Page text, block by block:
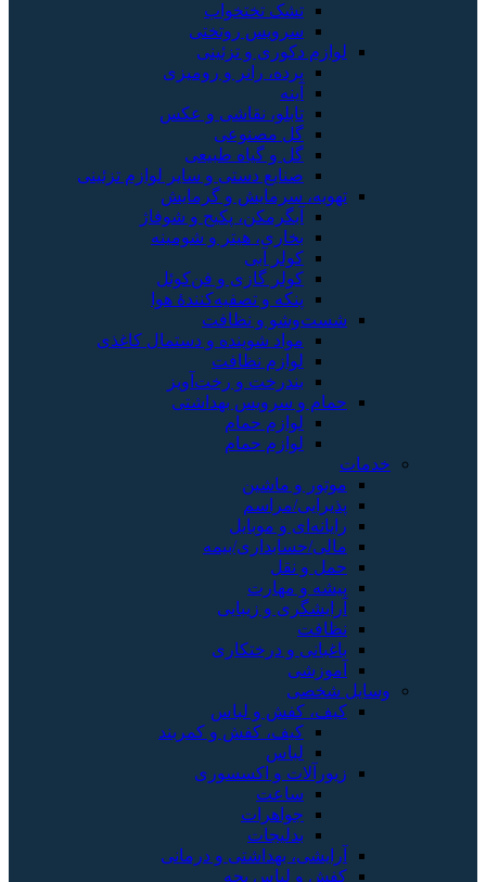
تشک تختخواب
سرویس روتختی
لوازم دکوری و تزئینی
پرده، رانر و رومیزی
آینه
تابلو، نقاشی و عکس
گل مصنوعی
گل و گیاه طبیعی
صنایع دستی و سایر لوازم تزئینی
تهویه، سرمایش و گرمایش
آبگرمکن، پکیج و شوفاژ
بخاری، هیتر و شومینه
کولر آبی
کولر گازی و فن‌کوئل
پنکه و تصفیه‌کنندهٔ هوا
شست‌وشو و نظافت
مواد شوینده و دستمال کاغذی
لوازم نظافت
بندرخت و رخت‌آویز
حمام و سرویس بهداشتی
لوازم حمام
لوازم حمام
خدمات
موتور و ماشین
پذیرایی/مراسم
رایانه‌ای و موبایل
مالی/حسابداری/بیمه
حمل و نقل
پیشه و مهارت
آرایشگری و زیبایی
نظافت
باغبانی و درختکاری
آموزشی
وسایل شخصی
کیف، کفش و لباس
کیف، کفش و کمربند
لباس
زیورآلات و اکسسوری
ساعت
جواهرات
بدلیجات
آرایشی، بهداشتی و درمانی
کفش و لباس بچه